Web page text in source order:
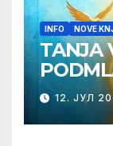
INFO NOVE
TANJA
TELA
12. ЈУЛ